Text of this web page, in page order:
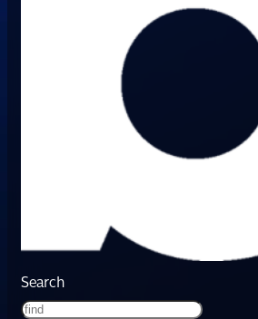
Search